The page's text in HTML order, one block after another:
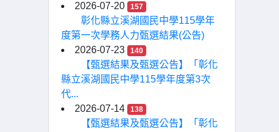
2026-07-20
157
彰化縣立溪湖國民中學115學年
度第一次學務人力甄選結果(公告)
2026-07-23
140
【甄選結果及甄選公告】「彰化
縣立溪湖國民中學115學年度第3次
代...
2026-07-14
138
【甄選結果及甄選公告】「彰化